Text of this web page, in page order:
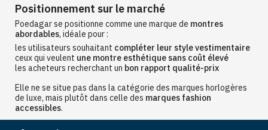
Positionnement sur le marché
Poedagar se positionne comme une marque de montres
abordables, idéale pour :
les utilisateurs souhaitant compléter leur style vestimentaire
ceux qui veulent une montre esthétique sans coût élevé
les acheteurs recherchant un bon rapport qualité-prix
Elle ne se situe pas dans la catégorie des marques horlogères
de luxe, mais plutôt dans celle des marques fashion
accessibles.